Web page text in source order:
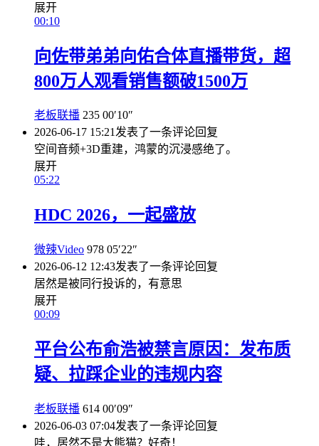
展开
00:10
向佐带弟弟向佑合体直播带货，超
800万人观看销售额破1500万
老板联播 235 00′10″
2026-06-17 15:21发表了一条评论回复
空间音频+3D重建，鸿蒙的沉浸感绝了。
展开
05:22
HDC 2026，一起盛放
微辣Video 978 05′22″
2026-06-12 12:43发表了一条评论回复
居然是被同行投诉的，有意思
展开
00:09
平台公布俞浩被禁言原因：发布质
疑、拉踩企业的违规内容
老板联播 614 00′09″
2026-06-03 07:04发表了一条评论回复
哇，居然不是大熊猫？好奇！